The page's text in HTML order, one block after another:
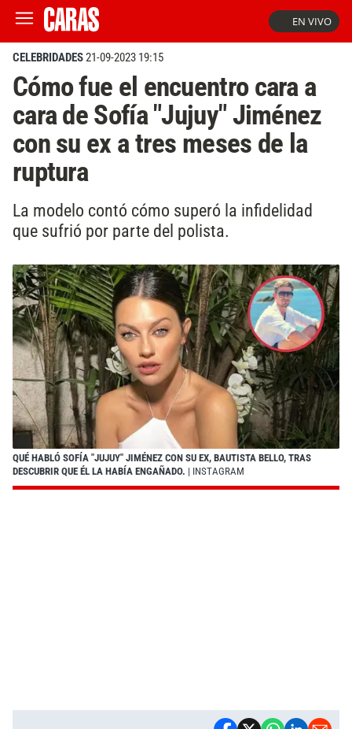
EN VIVO
CELEBRIDADES21-09-2023 19:15
Cómo fue el encuentro cara a
cara de Sofía "Jujuy" Jiménez
con su ex a tres meses de la
ruptura
La modelo contó cómo superó la infidelidad
que sufrió por parte del polista.
QUÉ HABLÓ SOFÍA "JUJUY" JIMÉNEZ CON SU EX, BAUTISTA BELLO, TRAS
DESCUBRIR QUE ÉL LA HABÍA ENGAÑADO. | INSTAGRAM